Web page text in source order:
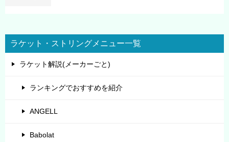
ラケット・ストリングメニュー一覧
ラケット解説(メーカーごと)
ランキングでおすすめを紹介
ANGELL
Babolat